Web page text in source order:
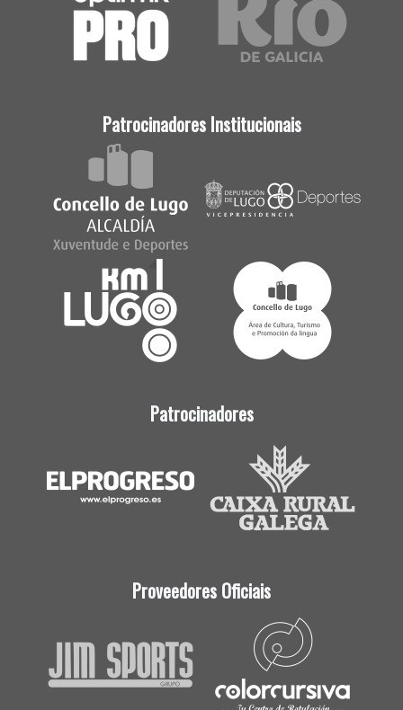
Patrocinadores Institucionais
Patrocinadores
Proveedores Oficiais